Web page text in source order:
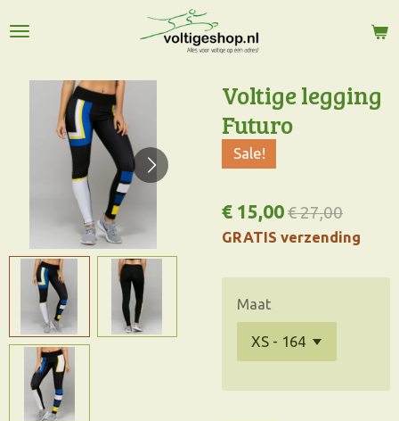
direct
hoofdinhoud
Voltige legging
Futuro
Sale!
€ 15,00€ 27,00
GRATIS verzending
Maat